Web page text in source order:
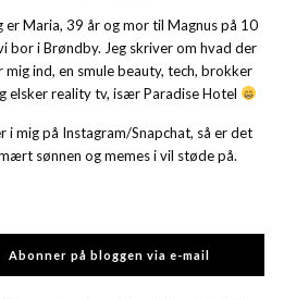
er Maria, 39 år og mor til Magnus på 10
bor i Brøndby. Jeg skriver om hvad der
mig ind, en smule beauty, tech, brokker
elsker reality tv, især Paradise Hotel
i mig på Instagram/Snapchat, så er det
sønnen og memes i vil støde på.
Abonner på bloggen via e-mail